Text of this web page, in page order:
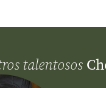
talentosos